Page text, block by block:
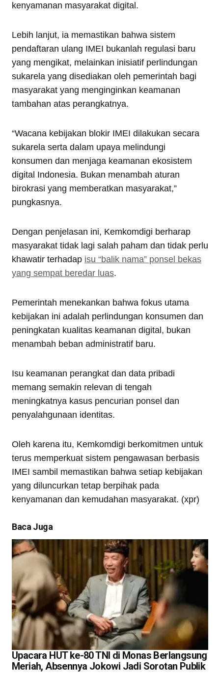
kenyamanan masyarakat digital.
Lebih lanjut, ia memastikan bahwa sistem
pendaftaran ulang IMEI bukanlah regulasi baru
yang mengikat, melainkan inisiatif perlindungan
sukarela yang disediakan oleh pemerintah bagi
masyarakat yang menginginkan keamanan
tambahan atas perangkatnya.
“Wacana kebijakan blokir IMEI dilakukan secara
sukarela serta dalam upaya melindungi
konsumen dan menjaga keamanan ekosistem
digital Indonesia. Bukan menambah aturan
birokrasi yang memberatkan masyarakat,”
pungkasnya.
Dengan penjelasan ini, Kemkomdigi berharap
masyarakat tidak lagi salah paham dan tidak perlu
khawatir terhadap isu “balik nama” ponsel bekas
yang sempat beredar luas.
Pemerintah menekankan bahwa fokus utama
kebijakan ini adalah perlindungan konsumen dan
peningkatan kualitas keamanan digital, bukan
menambah beban administratif baru.
Isu keamanan perangkat dan data pribadi
memang semakin relevan di tengah
meningkatnya kasus pencurian ponsel dan
penyalahgunaan identitas.
Oleh karena itu, Kemkomdigi berkomitmen untuk
terus memperkuat sistem pengawasan berbasis
IMEI sambil memastikan bahwa setiap kebijakan
yang diluncurkan tetap berpihak pada
kenyamanan dan kemudahan masyarakat. (xpr)
Baca Juga
Upacara HUT ke-80 TNI di Monas Berlangsung
Meriah, Absennya Jokowi Jadi Sorotan Publik